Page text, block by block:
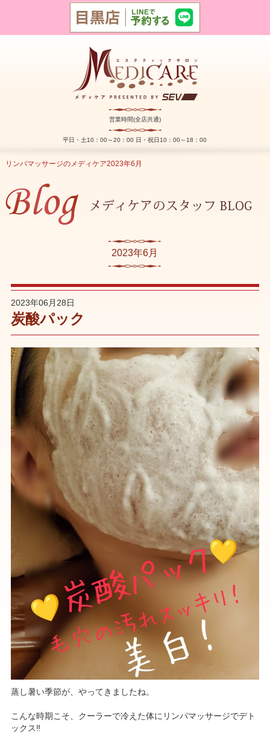
営業時間(全店共通)
平日・土10：00～20：00 日・祝日10：00～18：00
リンパマッサージのメディケア2023年6月
2023年6月
2023年06月28日
炭酸パック
蒸し暑い季節が、やってきましたね。
こんな時期こそ、クーラーで冷えた体にリンパマッサージでデト
ックス‼